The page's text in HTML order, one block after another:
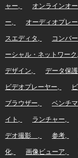
ャー オンラインオ
ー オーディオプレ
スエディタ コンバ
ーシャル・ネットワーク
デザイン データ保護
ビデオプレーヤー
ブラウザー ベンチ
イト ランチャー
デオ撮影 参考
化 画像ビューア